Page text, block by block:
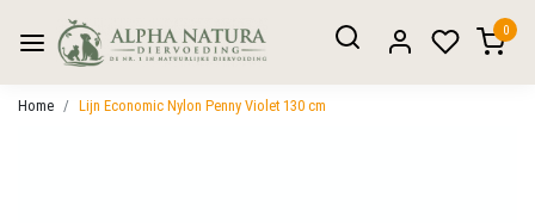
0
Home Lijn Economic Nylon Penny Violet 130 cm